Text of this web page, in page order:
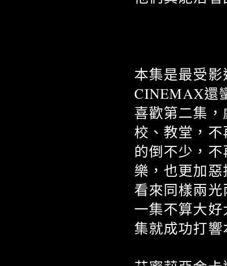
本集是最受
CINEMAX還
喜歡第二集
校、教堂，
的倒不少，
樂，也更加
看來同樣兩
一集不算大
集就成功打